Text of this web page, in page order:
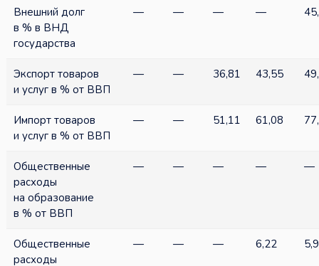
Внешний долг
в % в ВНД
государства
— — — —
Экспорт товаров
и услуг в % от ВВП
— — 36,81 43,55
Импорт товаров
и услуг в % от ВВП
— — 51,11 61,08
Общественные
расходы
на образование
в % от ВВП
— — — — —
Общественные
расходы
— — — 6,22